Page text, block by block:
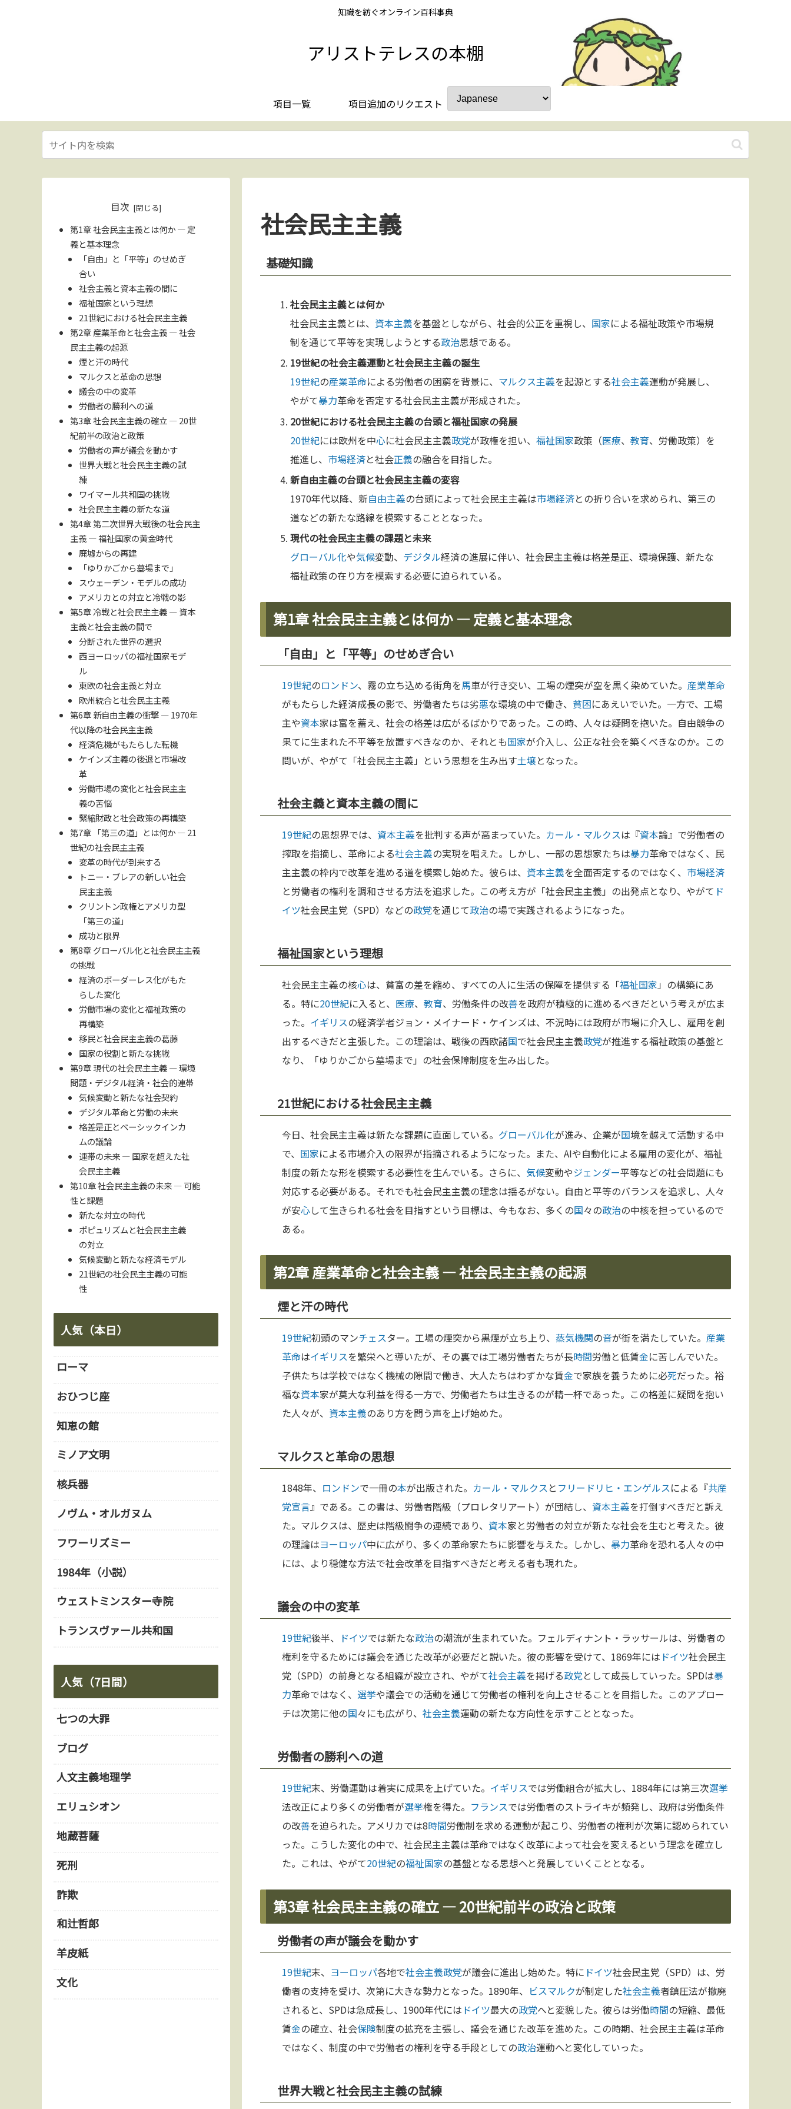
知識を紡ぐオンライン百科事典
アリストテレスの本棚
項目一覧 項目追加のリクエスト
社会民主主義
基礎知識
社会民主主義とは何か
社会民主主義とは、 資本主義を基盤としながら、社会的公正を重視し、 国家による福祉政策や市場規
制を通じて平等を実現しようとする政治思想である。
19世紀の社会主義運動と社会民主主義の誕生
19世紀の産業革命による労働者の困窮を背景に、 マルクス主義を起源とする社会主義運動が発展し、
やがて暴力革命を否定する社会民主主義が形成された。
20世紀における社会民主主義の台頭と福祉国家の発展
20世紀には欧州を中心に社会民主主義政党が政権を担い、福祉国家政策（医療、教育、労働政策）を
推進し、 市場経済と社会正義の融合を目指した。
新自由主義の台頭と社会民主主義の変容
1970年代以降、新自由主義の台頭によって社会民主主義は市場経済との折り合いを求められ、第三の
道などの新たな路線を模索することとなった。
現代の社会民主主義の課題と未来
グローバル化や気候変動、 デジタル経済の進展に伴い、社会民主主義は格差是正、環境保護、新たな
福祉政策の在り方を模索する必要に迫られている。
第1章 社会民主主義とは何か ― 定義と基本理念
「自由」と「平等」のせめぎ合い
19世紀のロンドン、霧の立ち込める街角を馬車が行き交い、工場の煙突が空を黒く染めていた。 産業革命
がもたらした経済成長の影で、労働者たちは劣悪な環境の中で働き、 貧困にあえいでいた。一方で、工場
主や資本家は富を蓄え、社会の格差は広がるばかりであった。この時、人々は疑問を抱いた。自由競争の
果てに生まれた不平等を放置すべきなのか、それとも国家が介入し、公正な社会を築くべきなのか。この
問いが、やがて「社会民主主義」という思想を生み出す土壌となった。
社会主義と資本主義の間に
19世紀の思想界では、 資本主義を批判する声が高まっていた。 カール・マルクスは『資本論』で労働者の
搾取を指摘し、革命による社会主義の実現を唱えた。しかし、一部の思想家たちは暴力革命ではなく、民
主主義の枠内で改革を進める道を模索し始めた。彼らは、 資本主義を全面否定するのではなく、 市場経済
と労働者の権利を調和させる方法を追求した。この考え方が「社会民主主義」の出発点となり、やがて ド
イツ社会民主党（SPD）などの政党を通じて政治の場で実践されるようになった。
福祉国家という理想
社会民主主義の核心は、貧富の差を縮め、すべての人に生活の保障を提供する「福祉国家 」の構築にあ
る。特に20世紀に入ると、 医療、 教育、労働条件の改善を政府が積極的に進めるべきだという考えが広ま
った。 イギリスの経済学者ジョン・メイナード・ケインズは、不況時には政府が市場に介入し、雇用を創
出するべきだと主張した。この理論は、戦後の西欧諸国で社会民主主義政党が推進する福祉政策の基盤と
なり、「ゆりかごから墓場まで」の社会保障制度を生み出した。
21世紀における社会民主主義
今日、社会民主主義は新たな課題に直面している。 グローバル化が進み、企業が国境を越えて活動する中
で、 国家による市場介入の限界が指摘されるようになった。また、AIや自動化による雇用の変化が、福祉
制度の新たな形を模索する必要性を生んでいる。さらに、 気候変動やジェンダー平等などの社会問題にも
対応する必要がある。それでも社会民主主義の理念は揺るがない。自由と平等のバランスを追求し、人々
が安心して生きられる社会を目指すという目標は、今もなお、多くの国々の政治の中核を担っているので
ある。
第2章 産業革命と社会主義 ― 社会民主主義の起源
煙と汗の時代
19世紀初頭のマンチェスター。工場の煙突から黒煙が立ち上り、 蒸気機関の音が街を満たしていた。 産業
革命はイギリスを繁栄へと導いたが、その裏では工場労働者たちが長時間労働と低賃金に苦しんでいた。
子供たちは学校ではなく機械の隙間で働き、大人たちはわずかな賃金で家族を養うために必死だった。裕
福な資本家が莫大な利益を得る一方で、労働者たちは生きるのが精一杯であった。この格差に疑問を抱い
た人々が、 資本主義のあり方を問う声を上げ始めた。
マルクスと革命の思想
1848年、 ロンドンで一冊の本が出版された。 カール・マルクスと フリードリヒ・エンゲルスによる『共産
党宣言』である。この書は、労働者階級（プロレタリアート）が団結し、 資本主義を打倒すべきだと訴え
た。マルクスは、歴史は階級闘争の連続であり、 資本家と労働者の対立が新たな社会を生むと考えた。彼
の理論はヨーロッパ中に広がり、多くの革命家たちに影響を与えた。しかし、 暴力革命を恐れる人々の中
には、より穏健な方法で社会改革を目指すべきだと考える者も現れた。
議会の中の変革
19世紀後半、 ドイツでは新たな政治の潮流が生まれていた。フェルディナント・ラッサールは、労働者の
権利を守るためには議会を通じた改革が必要だと説いた。彼の影響を受けて、1869年には ドイツ社会民主
党（SPD）の前身となる組織が設立され、やがて社会主義を掲げる政党として成長していった。SPDは暴
力革命ではなく、 選挙や議会での活動を通じて労働者の権利を向上させることを目指した。このアプロー
チは次第に他の国々にも広がり、 社会主義運動の新たな方向性を示すこととなった。
労働者の勝利への道
19世紀末、労働運動は着実に成果を上げていた。 イギリスでは労働組合が拡大し、1884年には第三次選挙
法改正により多くの労働者が選挙権を得た。 フランスでは労働者のストライキが頻発し、政府は労働条件
の改善を迫られた。アメリカでは8時間労働制を求める運動が起こり、労働者の権利が次第に認められてい
った。こうした変化の中で、社会民主主義は革命ではなく改革によって社会を変えるという理念を確立し
た。これは、やがて20世紀の福祉国家の基盤となる思想へと発展していくこととなる。
第3章 社会民主主義の確立 ― 20世紀前半の政治と政策
労働者の声が議会を動かす
19世紀末、 ヨーロッパ各地で社会主義政党が議会に進出し始めた。特に ドイツ社会民主党（SPD）は、労
働者の支持を受け、次第に大きな勢力となった。1890年、 ビスマルクが制定した社会主義者鎮圧法が撤廃
されると、SPDは急成長し、1900年代には ドイツ最大の政党へと変貌した。彼らは労働時間の短縮、最低
賃金の確立、社会保険制度の拡充を主張し、議会を通じた改革を進めた。この時期、社会民主主義は革命
ではなく、制度の中で労働者の権利を守る手段としての政治運動へと変化していった。
世界大戦と社会民主主義の試練
目次
第1章 社会民主主義とは何か ― 定
義と基本理念
「自由」と「平等」のせめぎ
合い
社会主義と資本主義の間に
福祉国家という理想
21世紀における社会民主主義
第2章 産業革命と社会主義 ― 社会
民主主義の起源
煙と汗の時代
マルクスと革命の思想
議会の中の変革
労働者の勝利への道
第3章 社会民主主義の確立 ― 20世
紀前半の政治と政策
労働者の声が議会を動かす
世界大戦と社会民主主義の試
練
ワイマール共和国の挑戦
社会民主主義の新たな道
第4章 第二次世界大戦後の社会民主
主義 ― 福祉国家の黄金時代
廃墟からの再建
「ゆりかごから墓場まで」
スウェーデン・モデルの成功
アメリカとの対立と冷戦の影
第5章 冷戦と社会民主主義 ― 資本
主義と社会主義の間で
分断された世界の選択
西ヨーロッパの福祉国家モデ
ル
東欧の社会主義と対立
欧州統合と社会民主主義
第6章 新自由主義の衝撃 ― 1970年
代以降の社会民主主義
経済危機がもたらした転機
ケインズ主義の後退と市場改
革
労働市場の変化と社会民主主
義の苦悩
緊縮財政と社会政策の再構築
第7章 「第三の道」とは何か ― 21
世紀の社会民主主義
変革の時代が到来する
トニー・ブレアの新しい社会
民主主義
クリントン政権とアメリカ型
「第三の道」
成功と限界
第8章 グローバル化と社会民主主義
の挑戦
経済のボーダーレス化がもた
らした変化
労働市場の変化と福祉政策の
再構築
移民と社会民主主義の葛藤
国家の役割と新たな挑戦
第9章 現代の社会民主主義 ― 環境
問題・デジタル経済・社会的連帯
気候変動と新たな社会契約
デジタル革命と労働の未来
格差是正とベーシックインカ
ムの議論
連帯の未来 ― 国家を超えた社
会民主主義
第10章 社会民主主義の未来 ― 可能
性と課題
新たな対立の時代
ポピュリズムと社会民主主義
の対立
気候変動と新たな経済モデル
21世紀の社会民主主義の可能
性
人気（本日）
ローマ
おひつじ座
知恵の館
ミノア文明
核兵器
ノヴム・オルガヌム
フワーリズミー
1984年（小説）
ウェストミンスター寺院
トランスヴァール共和国
人気（7日間）
七つの大罪
ブログ
人文主義地理学
エリュシオン
地蔵菩薩
死刑
詐欺
和辻哲郎
羊皮紙
文化